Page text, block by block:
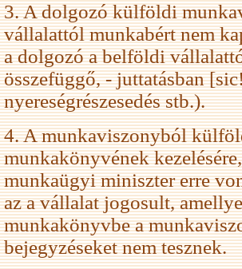
3. A dolgozó külföldi
vállalattól munkabért nem
a dolgozó a belföldi
összefüggő, - juttatásban
nyereségrészesedés stb.).
4. A munkaviszonyból
munkakönyvének
munkaügyi miniszter erre
az a vállalat jogosult,
munkakönyvbe a
bejegyzéseket nem tesznek.